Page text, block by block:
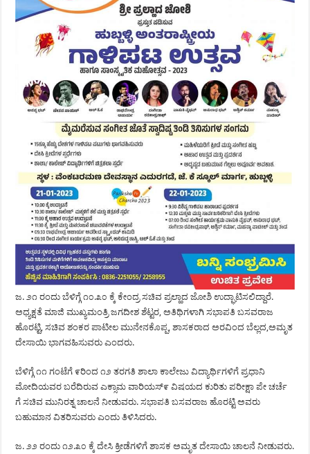
ಜ. ೨೧ ರಂದು ಬೆಳಿಗ್ಗೆ ೧೦.೩೦ ಕ್ಕೆ ಕೇಂದ್ರ ಸಚಿವ ಪ್ರಲ್ಹಾದ ಜೋಶಿ ಉದ್ಘಾಟಿಸಲಿದ್ದಾರೆ.
ಅಧ್ಯಕ್ಷತೆ ಮಾಜಿ ಮುಖ್ಯಮಂತ್ರಿ ಜಗದೀಶ ಶೆಟ್ಟರ, ಅತಿಥಿಗಳಾಗಿ ಸಭಾಪತಿ ಬಸವರಾಜ
ಹೊರಟ್ಟಿ, ಸಚಿವ ಶಂಕರ ಪಾಟೀಲ ಮುನೇನಕೊಪ್ಪ, ಶಾಸಕರಾದ ಅರವಿಂದ ಬೆಲ್ಲದ,ಅಮೃತ
ದೇಸಾಯಿ ಭಾಗವಹಿಸುವರು ಎಂದರು.
ಬೆಳಿಗ್ಗೆ ೧೧ ಗಂಟೆಗೆ ೯ರಿಂದ ೧೨ ತರಗತಿ ಶಾಲಾ ಕಾಲೇಜು ವಿದ್ಯಾರ್ಥಿಗಳಿಗೆ ಪ್ರಧಾನಿ
ಮೋದಿಯವರ ಬರೆದಿರುವ ಎಕ್ಸಾಮ ವಾರಿಯಸ್೯ ವಿಷಯದ ಕುರಿತು ಪರೀಕ್ಷಾ ಪೇ ಚರ್ಚೆ
ಗೆ ಸಚಿವ ಮುನಿರತ್ನ ಚಾಲನೆ ನೀಡುವರು. ಸಭಾಪತಿ ಬಸವರಾಜ ಹೊರಟ್ಟಿ ಅವರು
ಬಹುಮಾನ ವಿತರಿಸುವರು ಎಂದು ತಿಳಿಸಿದರು.
ಜ. ೨೨ ರಂದು ೧೨.೩೦ ಕ್ಕೆ ದೇಸಿ ಕ್ರೀಡೆಗಳಿಗೆ ಶಾಸಕ ಅಮೃತ ದೇಸಾಯಿ ಚಾಲನೆ ನೀಡುವರು.